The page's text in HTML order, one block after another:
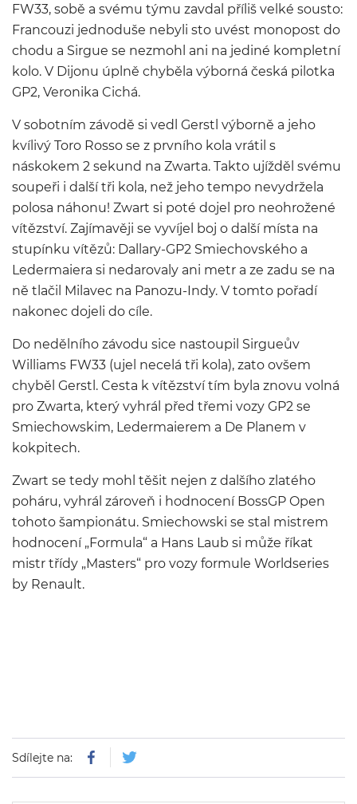
FW33, sobě a svému týmu zavdal příliš velké sousto:
Francouzi jednoduše nebyli sto uvést monopost do
chodu a Sirgue se nezmohl ani na jediné kompletní
kolo. V Dijonu úplně chyběla výborná česká pilotka
GP2, Veronika Cichá.
V sobotním závodě si vedl Gerstl výborně a jeho
kvílivý Toro Rosso se z prvního kola vrátil s
náskokem 2 sekund na Zwarta. Takto ujížděl svému
soupeři i další tři kola, než jeho tempo nevydržela
polosa náhonu! Zwart si poté dojel pro neohrožené
vítězství. Zajímavěji se vyvíjel boj o další místa na
stupínku vítězů: Dallary-GP2 Smiechovského a
Ledermaiera si nedarovaly ani metr a ze zadu se na
ně tlačil Milavec na Panozu-Indy. V tomto pořadí
nakonec dojeli do cíle.
Do nedělního závodu sice nastoupil Sirgueův
Williams FW33 (ujel necelá tři kola), zato ovšem
chyběl Gerstl. Cesta k vítězství tím byla znovu volná
pro Zwarta, který vyhrál před třemi vozy GP2 se
Smiechowskim, Ledermaierem a De Planem v
kokpitech.
Zwart se tedy mohl těšit nejen z dalšího zlatého
poháru, vyhrál zároveň i hodnocení BossGP Open
tohoto šampionátu. Smiechowski se stal mistrem
hodnocení „Formula“ a Hans Laub si může říkat
mistr třídy „Masters“ pro vozy formule Worldseries
by Renault.
Sdílejte na: